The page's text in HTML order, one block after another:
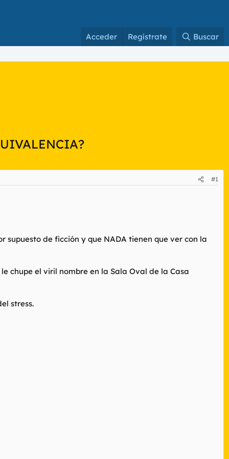
Acceder Regístrate Buscar
#1
de ficción y que NADA tienen que ver con la
chupe el viril nombre en la Sala Oval de la Casa
stress.